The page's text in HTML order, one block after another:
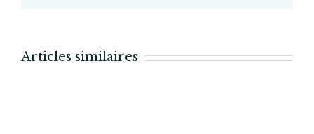
Articles similaires